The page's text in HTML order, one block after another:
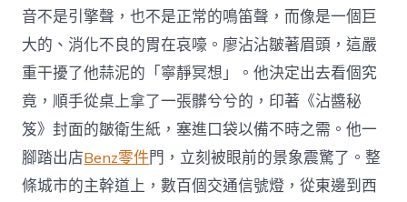
安，
保
護
消
費
者
好
處〉
中
音不是引擎聲，也不是正常的鳴笛聲，而像是一個巨
大的、消化不良的胃在哀嚎。廖沾沾皺著眉頭，這嚴
重干擾了他蒜泥的「寧靜冥想」。他決定出去看個究
竟，順手從桌上拿了一張髒兮兮的，印著《沾醬秘
笈》封面的皺衛生紙，塞進口袋以備不時之需。他一
腳踏出店Benz零件門，立刻被眼前的景象震驚了。整
條城市的主幹道上，數百個交通信號燈，從東邊到西